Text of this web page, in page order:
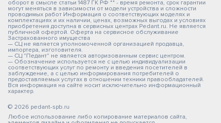
оборот в смысле статьи 1487 ГК РФ ** - время ремонта, срок гарантии
могут меняться в зависимости от модели устройства и сложности
проводимых работ Информация о соответствующих моделях и
комплектациях и их наличии, ценах, возможных выгодах и условиях
приобретения доступна в сервисных центрах Pedant.ru. Не является
публичной офертой. Оферта на сервисное обслуживание
Застрахованного имущества
— СЦ не является уполномоченной организацией продавца,
импортера, изготовителя.
— СЦ "Педант" не является авторизованным сервис центром.
— Обозначение используется не с целью индивидуализации
соответствующих услуг по ремонту и введения посетителей в
заблуждение, а с целью информирования потребителей о
предоставляемых услугах в отношении техники правообладателей.
Вся информация на сайте носит исключительно информационный
характер.
© 2026 pedant-spb.ru
Любое использование либо копирование материалов сайта,